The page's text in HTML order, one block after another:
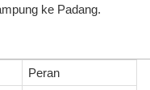
ke Padang.
Peran